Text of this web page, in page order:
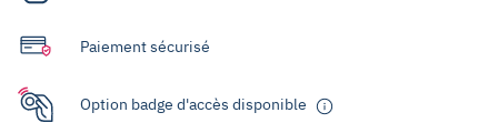
Paiement sécurisé
Option badge d'accès disponible